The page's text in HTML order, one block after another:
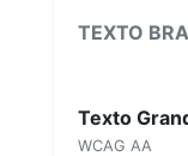
TEXTO
Texto
WCAG AA